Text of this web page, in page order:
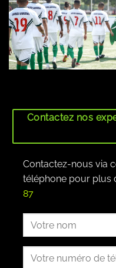
Contactez nos
Contactez-nous via
téléphone pour plus
87